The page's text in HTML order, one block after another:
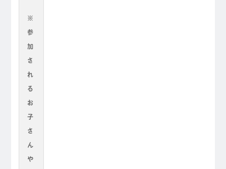
※
参
加
さ
れ
る
お
子
さ
ん
や